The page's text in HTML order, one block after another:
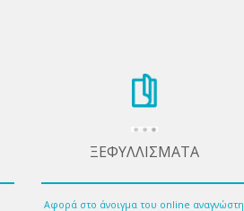
ΞΕΦΥΛΛΙΣΜΑΤΑ
Αφορά στο άνοιγμα του online αναγνώστη